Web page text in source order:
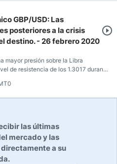
GBP/USD: Las
posteriores a la crisis
destino. - 26 febrero 2020
mayor presión sobre la Libra
de resistencia de los 1.3017 durante
alrededor de los 1.2995 al momento
las últimas
mercado y las
a su